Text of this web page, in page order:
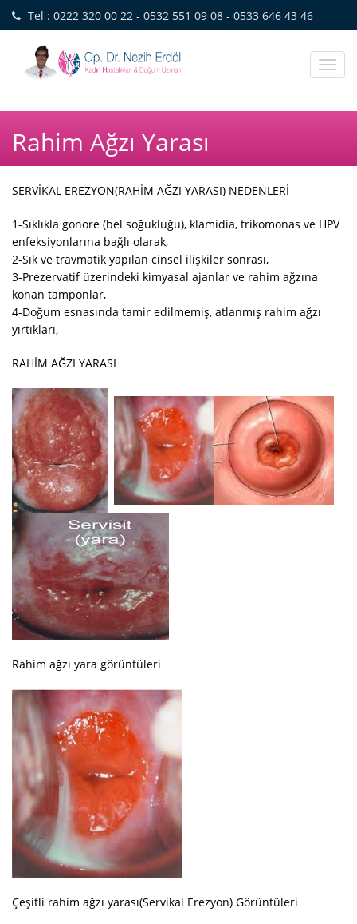
Tel : 0222 320 00 22 - 0532 551 09 08 - 0533 646 43 46
Toggle
Rahim Ağzı Yarası
SERVİKAL EREZYON(RAHİM AĞZI YARASI) NEDENLERİ
1-Sıklıkla gonore (bel soğukluğu), klamidia, trikomonas ve HPV
enfeksiyonlarına bağlı olarak,
2-Sık ve travmatik yapılan cinsel ilişkiler sonrası,
3-Prezervatif üzerindeki kimyasal ajanlar ve rahim ağzına
konan tamponlar,
4-Doğum esnasında tamir edilmemiş, atlanmış rahim ağzı
yırtıkları,
RAHİM AĞZI YARASI
Rahim ağzı yara görüntüleri
Çeşitli rahim ağzı yarası(Servikal Erezyon) Görüntüleri